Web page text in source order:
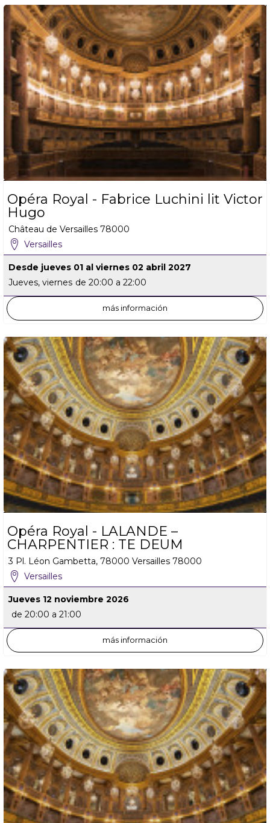
Opéra Royal - Fabrice Luchini lit Victor
Hugo
Château de Versailles 78000
Versailles
Desde jueves 01 al viernes 02 abril 2027
Jueves, viernes de 20:00 a 22:00
más información
Opéra Royal - LALANDE –
CHARPENTIER : TE DEUM
3 Pl. Léon Gambetta, 78000 Versailles 78000
Versailles
Jueves 12 noviembre 2026
de 20:00 a 21:00
más información